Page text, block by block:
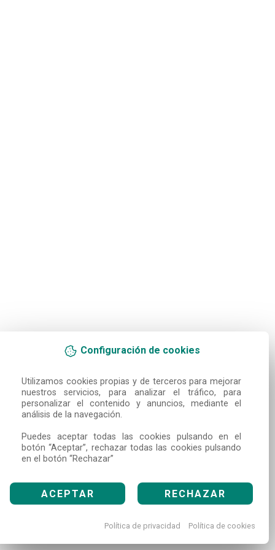
Configuración de cookies
Utilizamos cookies propias y de terceros para mejorar
nuestros servicios, para analizar el tráfico, para
personalizar el contenido y anuncios, mediante el
análisis de la navegación.
Puedes aceptar todas las cookies pulsando en el
botón “Aceptar”, rechazar todas las cookies pulsando
en el botón “Rechazar”
ACEPTAR RECHAZAR
Política de privacidad Política de cookies